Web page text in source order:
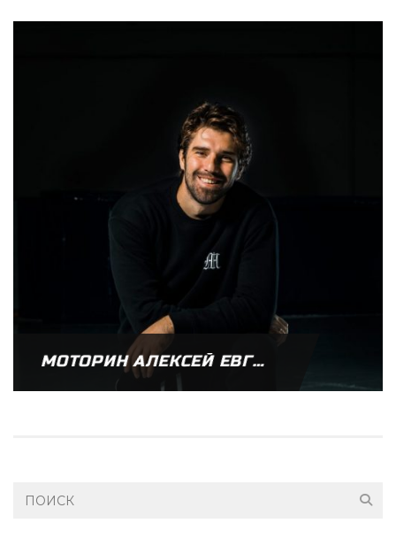
МОТОРИН АЛЕКСЕЙ ЕВГЕНЬЕВИЧ